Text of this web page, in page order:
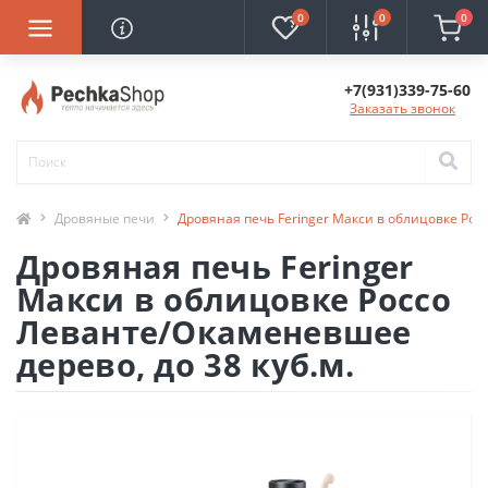
0 0 0
+7(931)339-75-60
Заказать звонок
Дровяные печи Дровяная печь Feringer Макси в облицовке
Дровяная печь Feringer
Макси в облицовке Россо
Леванте/Окаменевшее
дерево, до 38 куб.м.